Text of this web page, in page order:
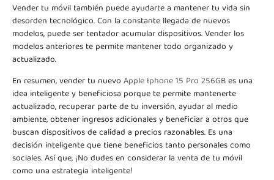
Vender tu móvil también puede ayudarte a mantener tu vida sin
desorden tecnológico. Con la constante llegada de nuevos
modelos, puede ser tentador acumular dispositivos. Vender los
modelos anteriores te permite mantener todo organizado y
actualizado.
En resumen, vender tu nuevo Apple Iphone 15 Pro 256GBes una
idea inteligente y beneficiosa porque te permite mantenerte
actualizado, recuperar parte de tu inversión, ayudar al medio
ambiente, obtener ingresos adicionales y beneficiar a otros que
buscan dispositivos de calidad a precios razonables. Es una
decisión inteligente que tiene beneficios tanto personales como
sociales. Así que, ¡No dudes en considerar la venta de tu móvil
como una estrategia inteligente!